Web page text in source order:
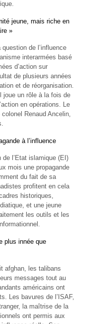
jeune, mais riche en
»
de l’influence
interarmées basé
d’action sur
de plusieurs années
et de réorganisation.
joue un rôle à la fois de
en opérations. Le
Renaud Ancelin,
à l’influence
de l’Etat islamique (EI)
mois une propagande
du fait de sa
profitent en cela
historiques,
et une jeune
les outils et les
plus innée que
afghan, les talibans
messages tout au
américains ont
Les bavures de l’ISAF,
la maîtrise de la
ont permis aux